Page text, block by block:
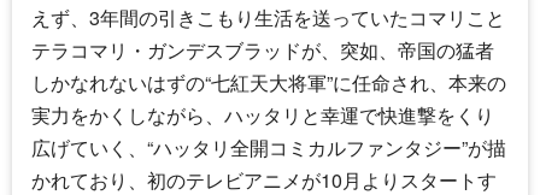
えず、3年間の引きこもり生活を送っていたコマリこと
テラコマリ・ガンデスブラッドが、突如、帝国の猛者
しかなれないはずの“七紅天大将軍”に任命され、本来の
実力をかくしながら、ハッタリと幸運で快進撃をくり
広げていく、“ハッタリ全開コミカルファンタジー”が描
かれており、初のテレビアニメが10月よりスタートす